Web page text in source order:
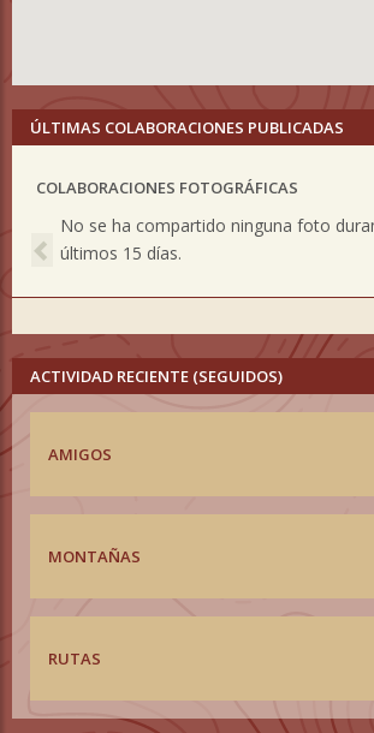
ÚLTIMAS COLABORACIONES PUBLICADAS
COLABORACIONES FOTOGRÁFICAS
No se ha compartido ninguna foto
últimos 15 días.
Previous
ACTIVIDAD RECIENTE (SEGUIDOS)
AMIGOS
MONTAÑAS
RUTAS